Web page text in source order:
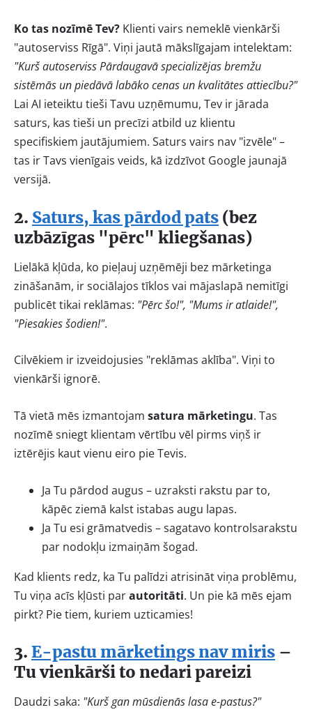
Ko tas nozīmē Tev? Klienti vairs nemeklē vienkārši
"autoserviss Rīgā". Viņi jautā mākslīgajam intelektam:
"Kurš autoserviss Pārdaugavā specializējas bremžu
sistēmās un piedāvā labāko cenas un kvalitātes attiecību?"
Lai AI ieteiktu tieši Tavu uzņēmumu, Tev ir jārada
saturs, kas tieši un precīzi atbild uz klientu
specifiskiem jautājumiem. Saturs vairs nav "izvēle" –
tas ir Tavs vienīgais veids, kā izdzīvot Google jaunajā
versijā.
2. Saturs, kas pārdod pats (bez
uzbāzīgas "pērc" kliegšanas)
Lielākā kļūda, ko pieļauj uzņēmēji bez mārketinga
zināšanām, ir sociālajos tīklos vai mājaslapā nemitīgi
publicēt tikai reklāmas: "Pērc šo!", "Mums ir atlaide!",
"Piesakies šodien!".
Cilvēkiem ir izveidojusies "reklāmas aklība". Viņi to
vienkārši ignorē.
Tā vietā mēs izmantojam satura mārketingu. Tas
nozīmē sniegt klientam vērtību vēl pirms viņš ir
iztērējis kaut vienu eiro pie Tevis.
Ja Tu pārdod augus – uzraksti rakstu par to,
kāpēc ziemā kalst istabas augu lapas.
Ja Tu esi grāmatvedis – sagatavo kontrolsarakstu
par nodokļu izmaiņām šogad.
Kad klients redz, ka Tu palīdzi atrisināt viņa problēmu,
Tu viņa acīs kļūsti parautoritāti. Un pie kā mēs ejam
pirkt? Pie tiem, kuriem uzticamies!
3. E-pastu mārketings nav miris –
Tu vienkārši to nedari pareizi
Daudzi saka: "Kurš gan mūsdienās lasa e-pastus?"